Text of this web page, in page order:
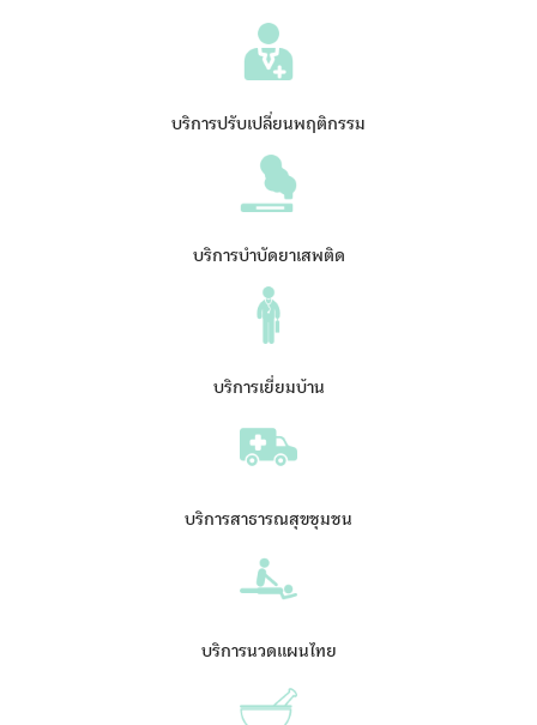
บริการปรับเปลี่ยนพฤติกรรม
บริการบำบัดยาเสพติด
บริการเยี่ยมบ้าน
บริการสาธารณสุขชุมชน
บริการนวดแผนไทย